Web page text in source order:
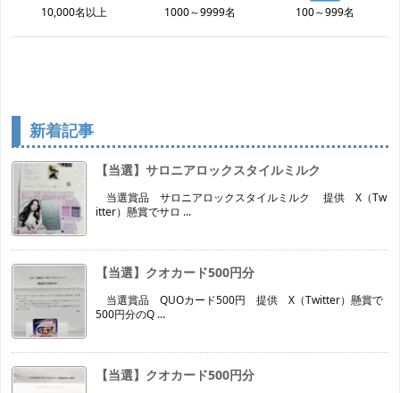
10,000名以上 1000～9999名 100～999名
新着記事
【当選】サロニアロックスタイルミルク
当選賞品 サロニアロックスタイルミルク 提供 X（Tw
itter）懸賞でサロ ...
【当選】クオカード500円分
当選賞品 QUOカード500円 提供 X（Twitter）懸賞で
500円分のQ ...
【当選】クオカード500円分